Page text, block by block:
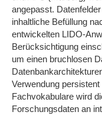
angepasst.
inhaltliche Befüllung
entwickelten LIDO-
Berücksichtigung
um einen bruchlosen
Verwendung
Fachvokabulare wird
Forschungsdaten an